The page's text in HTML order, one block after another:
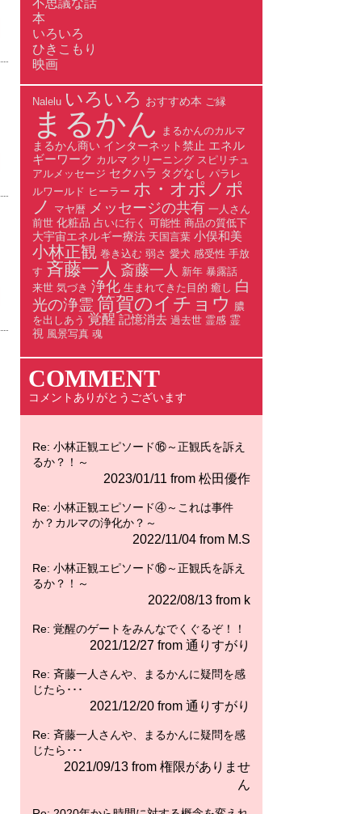
不思議な話
本
いろいろ
ひきこもり
映画
Nalelu いろいろ おすすめ本 ご縁
まるかん まるかんのカルマ
まるかん商い インターネット禁止 エネル
ギーワーク カルマ クリーニング スピリチュ
アルメッセージ セクハラ タグなし パラレ
ルワールド ヒーラー ホ・オポノポ
ノ
マヤ暦 メッセージの共有 一人さん
前世 化粧品 占いに行く 可能性 商品の質低下
大宇宙エネルギー療法 天国言葉 小俣和美
小林正観 巻き込む 弱さ 愛犬 感受性 手放
す 斉藤一人 斎藤一人 新年 暴露話
来世 気づき 浄化 生まれてきた目的 癒し 白
光の浄霊 筒賀のイチョウ 膿
を出しあう 覚醒 記憶消去 過去世 霊感 霊
視 風景写真 魂
COMMENT
コメントありがとうございます
Re: 小林正観エピソード⑯～正観氏を訴え
るか？！～
2023/01/11 from 松田優作
Re: 小林正観エピソード④～これは事件
か？カルマの浄化か？～
2022/11/04 from M.S
Re: 小林正観エピソード⑯～正観氏を訴え
るか？！～
2022/08/13 from k
Re: 覚醒のゲートをみんなでくぐるぞ！！
2021/12/27 from 通りすがり
Re: 斉藤一人さんや、まるかんに疑問を感
じたら･･･
2021/12/20 from 通りすがり
Re: 斉藤一人さんや、まるかんに疑問を感
じたら･･･
2021/09/13 from 権限がありませ
ん